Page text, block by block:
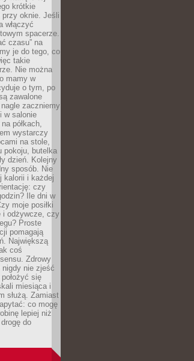
krótkie
przy oknie. Jeśli
włączyć
spacerze.
czasu” na
je do tego, co
takie
Nie można
mamy w
o tym, po
zawalone
zaczniemy
w salonie
półkach,
wystarczy
na stole,
pokoju, butelka
dzień. Kolejny
sposób. Nie
kalorii i każdej
czy
Ile dni w
moje posiłki
i odżywcze, czy
Proste
pomagają
Największą
coś
Zdrowy
nie zjeść
się
miesiąca i
służą. Zamiast
co mogę
lepiej niż
do